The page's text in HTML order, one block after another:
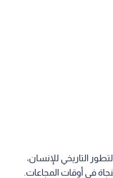
التاريخي للإنسان،
في أوقات المجاعات.